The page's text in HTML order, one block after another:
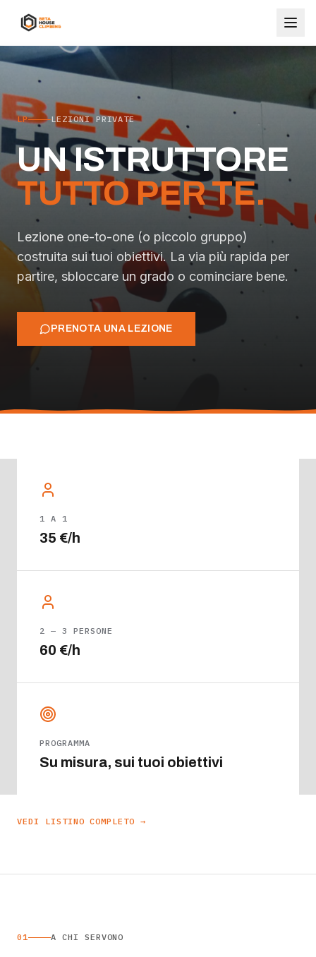
LP LEZIONI PRIVATE
UN ISTRUTTORE
TUTTO PER TE.
Lezione one-to-one (o piccolo gruppo)
costruita sui tuoi obiettivi. La via più rapida per
partire, sbloccare un grado o cominciare bene.
PRENOTA UNA LEZIONE
1 A 1
35 €/h
2 — 3 PERSONE
60 €/h
PROGRAMMA
Su misura, sui tuoi obiettivi
VEDI LISTINO COMPLETO →
01 A CHI SERVONO